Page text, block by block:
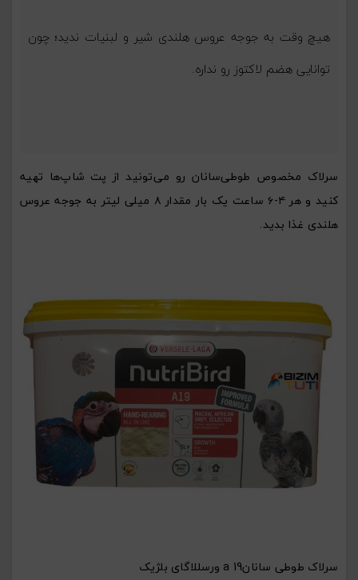
هیچ وقت به جوجه عروس هلندی شیر و لبنیات ندید؛ چون
توانایی هضم لاکتوز رو نداره.
سرلاک مخصوص طوطی‌سانان رو می‌تونید از پت شاپ‌ها تهیه
کنید و هر ۴-۶ ساعت یک بار مقدار ۸ میلی لیتر به جوجه عروس
هلندی غذا بدید.
سرلاک طوطی سانانa 19 ورسللاگای بلژیک